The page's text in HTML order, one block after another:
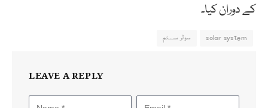
کے دوران کیا۔
solar system سولر سسٹم
LEAVE A REPLY